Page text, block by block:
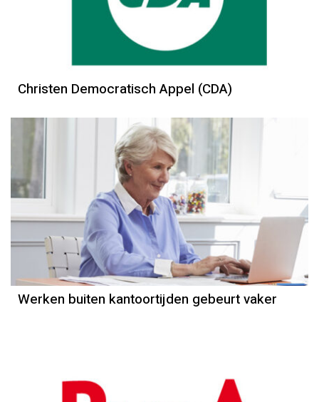
Christen Democratisch Appel (CDA)
Werken buiten kantoortijden gebeurt vaker